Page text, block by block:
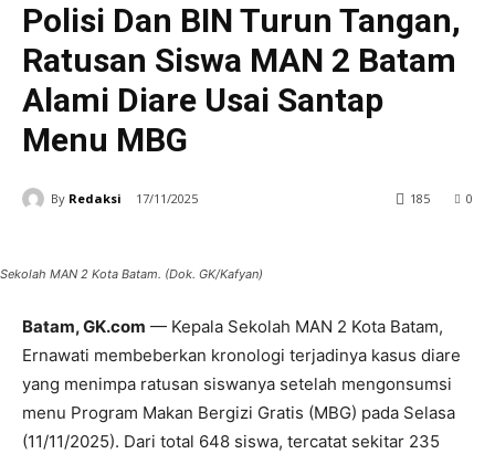
Polisi Dan BIN Turun Tangan,
Ratusan Siswa MAN 2 Batam
Alami Diare Usai Santap
Menu MBG
By Redaksi 17/11/2025 0
185
Sekolah MAN 2 Kota Batam. (Dok. GK/Kafyan)
Batam, GK.com — Kepala Sekolah MAN 2 Kota Batam,
Ernawati membeberkan kronologi terjadinya kasus diare
yang menimpa ratusan siswanya setelah mengonsumsi
menu Program Makan Bergizi Gratis (MBG) pada Selasa
(11/11/2025). Dari total 648 siswa, tercatat sekitar 235